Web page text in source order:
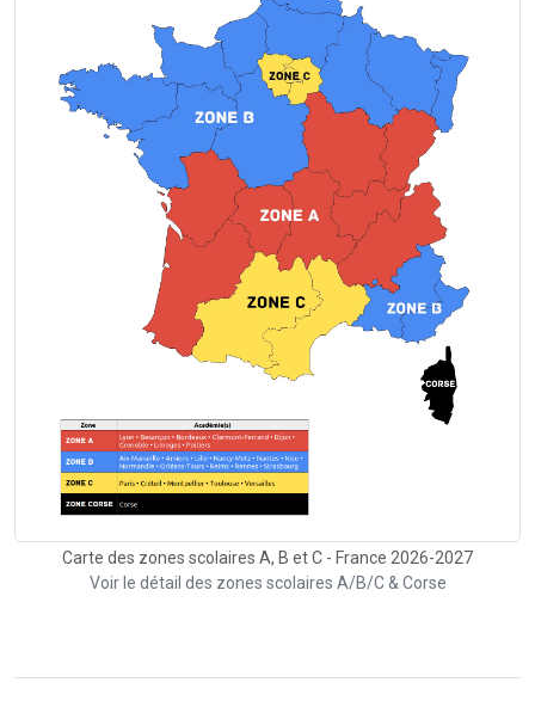
Carte des zones scolaires A, B et C - France 2026-2027
Voir le détail des zones scolaires A/B/C & Corse